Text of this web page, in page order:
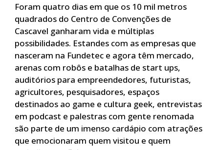
Foram quatro dias em que os 10 mil metros
quadrados do Centro de Convenções de
Cascavel ganharam vida e múltiplas
possibilidades. Estandes com as empresas que
nasceram na Fundetec e agora têm mercado,
arenas com robôs e batalhas de start ups,
auditórios para empreendedores, futuristas,
agricultores, pesquisadores, espaços
destinados ao game e cultura geek, entrevistas
em podcast e palestras com gente renomada
são parte de um imenso cardápio com atrações
que emocionaram quem visitou e quem